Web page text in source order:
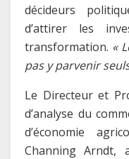
décideurs
d’attirer les
transformation. «
pas y parvenir
Le Directeur et
d’analyse du
d’économie
Channing Arndt,